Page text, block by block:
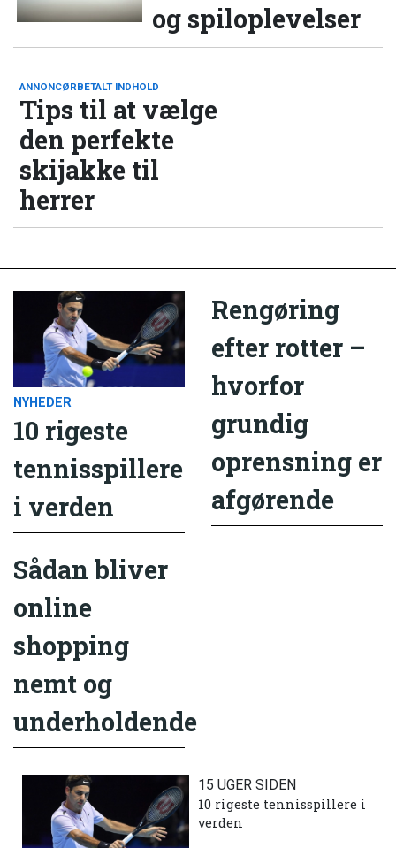
og spiloplevelser
ANNONCØRBETALT INDHOLD
Tips til at vælge
den perfekte
skijakke til
herrer
NYHEDER
10 rigeste
tennisspillere
i verden
Rengøring
efter rotter –
hvorfor
grundig
oprensning er
afgørende
Sådan bliver
online
shopping
nemt og
underholdende
15 UGER SIDEN
10 rigeste tennisspillere i
verden